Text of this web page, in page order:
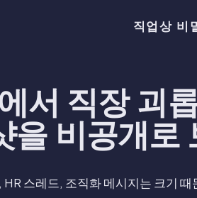
직업상 비
서 직장 괴
을 비공개로
HR 스레드, 조직화 메시지는 크기